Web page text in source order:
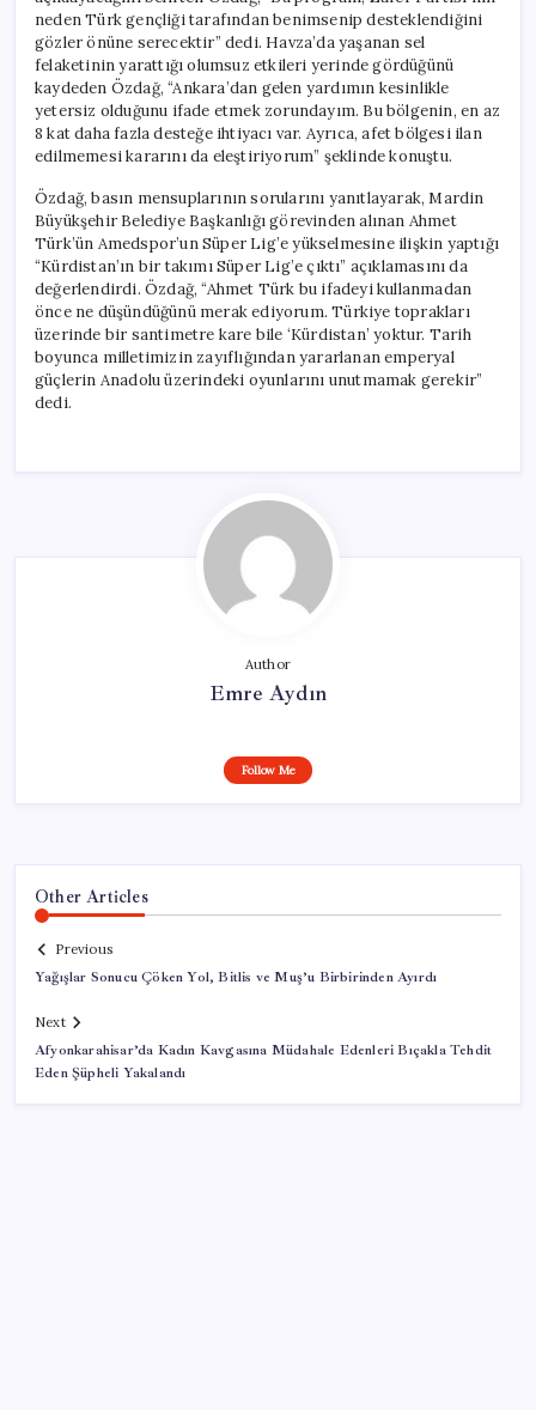
neden Türk gençliği tarafından benimsenip desteklendiğini
gözler önüne serecektir” dedi. Havza’da yaşanan sel
felaketinin yarattığı olumsuz etkileri yerinde gördüğünü
kaydeden Özdağ, “Ankara’dan gelen yardımın kesinlikle
yetersiz olduğunu ifade etmek zorundayım. Bu bölgenin, en az
8 kat daha fazla desteğe ihtiyacı var. Ayrıca, afet bölgesi ilan
edilmemesi kararını da eleştiriyorum” şeklinde konuştu.
Özdağ, basın mensuplarının sorularını yanıtlayarak, Mardin
Büyükşehir Belediye Başkanlığı görevinden alınan Ahmet
Türk’ün Amedspor’un Süper Lig’e yükselmesine ilişkin yaptığı
“Kürdistan’ın bir takımı Süper Lig’e çıktı” açıklamasını da
değerlendirdi. Özdağ, “Ahmet Türk bu ifadeyi kullanmadan
önce ne düşündüğünü merak ediyorum. Türkiye toprakları
üzerinde bir santimetre kare bile ‘Kürdistan’ yoktur. Tarih
boyunca milletimizin zayıflığından yararlanan emperyal
güçlerin Anadolu üzerindeki oyunlarını unutmamak gerekir”
dedi.
Author
Emre Aydın
Follow Me
Other Articles
Previous
Yağışlar Sonucu Çöken Yol, Bitlis ve Muş’u Birbirinden Ayırdı
Next
Afyonkarahisar’da Kadın Kavgasına Müdahale Edenleri Bıçakla Tehdit
Eden Şüpheli Yakalandı